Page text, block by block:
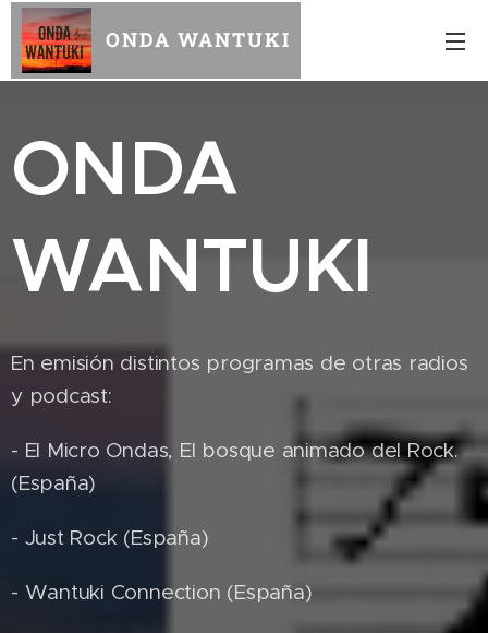
ONDA WANTUKI
ONDA
WANTUKI
En emisión distintos programas de otras radios
y podcast:
- El Micro Ondas, El bosque animado del Rock.
(España)
- Just Rock (España)
- Wantuki Connection (España)